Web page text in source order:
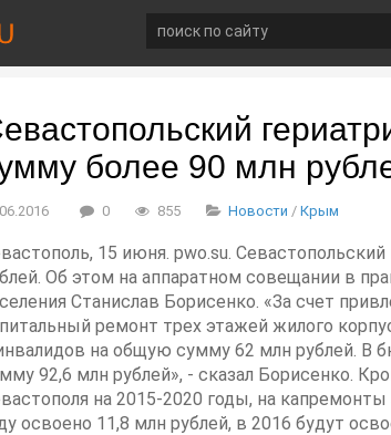
более 90 млн
0 855 Новости / Крым
15 июня. pwo.su.
Об этом на аппаратном совещании в
Станислав Борисенко. «За счет
ремонт трех этажей жилого
на общую сумму 62 млн рублей. В
92,6 млн рублей», - сказал Борисенко.
на 2015-2020 годы, на
освоено 11,8 млн рублей, в 2016 будут